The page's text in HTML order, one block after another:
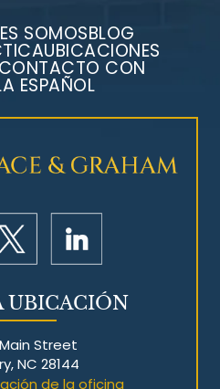
SOMOSBLOG
UBICACIONES
CON
ESPAÑOL
UBICACIÓN
Street
NC 28144
de la oficina